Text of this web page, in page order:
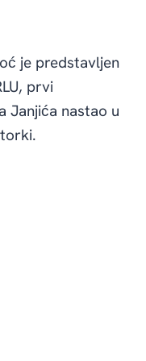
je predstavljen
prvi
Janjića nastao u